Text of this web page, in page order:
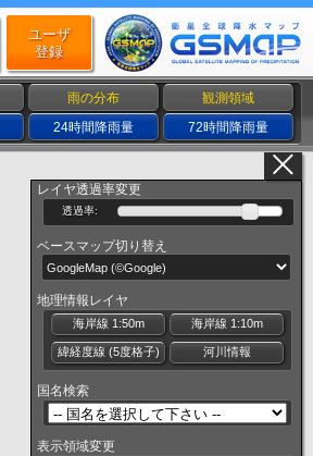
ユーザ
登録
雨の分布
観測領域
24時間降雨量 72時間降雨量
レイヤ透過率変更
透過率:
ベースマップ切り替え
地理情報レイヤ
海岸線 1:50m 海岸線 1:10m
緯経度線 (5度格子) 河川情報
国名検索
表示領域変更